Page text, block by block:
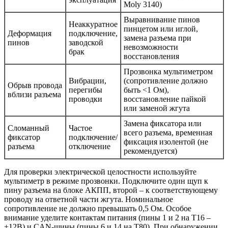
Moly 3140)
Деформация
пинов
Неаккуратное
подключение,
заводской
брак
Выравнивание пинов
пинцетом или иглой,
замена разъема при
невозможности
восстановления
Обрыв провода
вблизи разъема
Вибрации,
перегибы
проводки
Прозвонка мультиметром
(сопротивление должно
быть <1 Ом),
восстановление пайкой
или заменой жгута
Сломанный
фиксатор
разъема
Частое
подключение/
отключение
Замена фиксатора или
всего разъема, временная
фиксация изолентой (не
рекомендуется)
Для проверки электрической целостности используйте
мультиметр в режиме прозвонки. Подключите один щуп к
пину разъема на блоке АКПП, второй – к соответствующему
проводу на ответной части жгута. Номинальное
сопротивление не должно превышать 0,5 Ом. Особое
внимание уделите контактам питания (пины 1 и 2 на T16 –